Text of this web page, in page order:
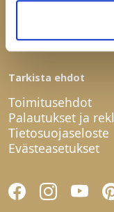
Tarkista ehdot
Toimitusehdot
Palautukset ja
Tietosuojaseloste
Evästeasetukset